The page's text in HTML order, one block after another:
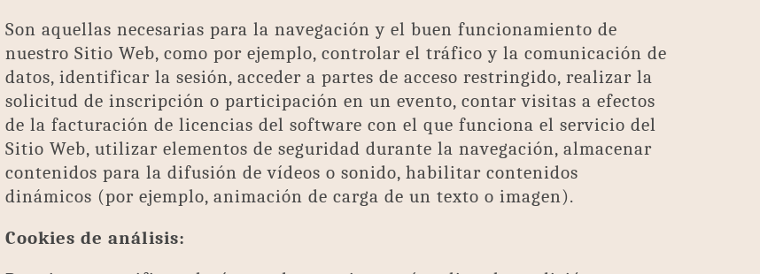
Son aquellas necesarias para la navegación y el buen funcionamiento de
nuestro Sitio Web, como por ejemplo, controlar el tráfico y la comunicación de
datos, identificar la sesión, acceder a partes de acceso restringido, realizar la
solicitud de inscripción o participación en un evento, contar visitas a efectos
de la facturación de licencias del software con el que funciona el servicio del
Sitio Web, utilizar elementos de seguridad durante la navegación, almacenar
contenidos para la difusión de vídeos o sonido, habilitar contenidos
dinámicos (por ejemplo, animación de carga de un texto o imagen).
Cookies de análisis: